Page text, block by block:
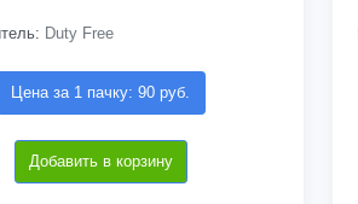
Duty Free
Цена за 1 пачку: 90 руб.
Добавить в корзину